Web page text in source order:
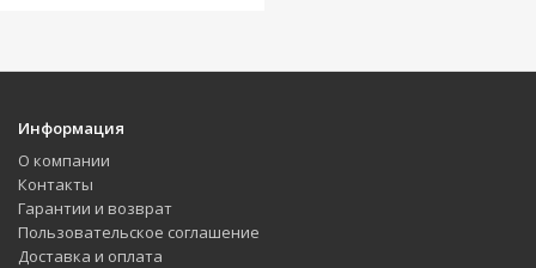
Информация
О компании
Контакты
Гарантии и возврат
Пользовательское соглашение
Доставка и оплата